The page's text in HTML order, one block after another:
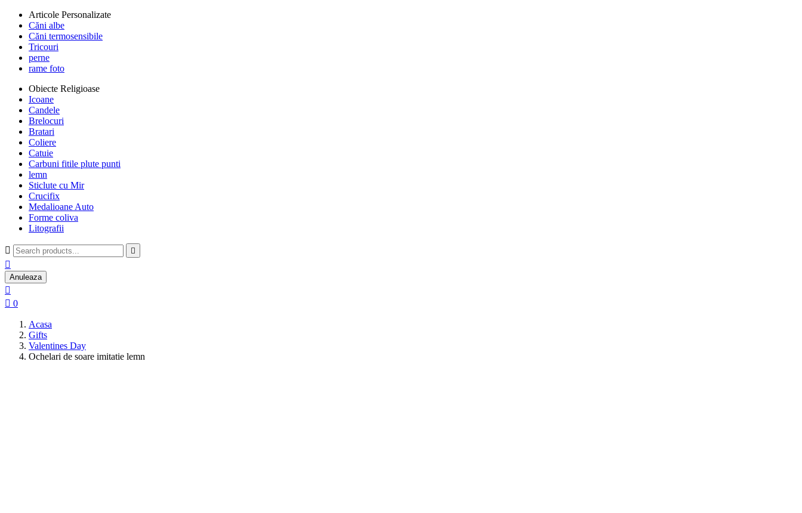
Articole Personalizate
Căni albe
Căni termosensibile
Tricouri
perne
rame foto
Obiecte Religioase
Icoane
Candele
Brelocuri
Bratari
Coliere
Catuie
Carbuni fitile plute punti
lemn
Sticlute cu Mir
Crucifix
Medalioane Auto
Forme coliva
Litografii
 

Anuleaza

 0
Acasa
Gifts
Valentines Day
Ochelari de soare imitatie lemn